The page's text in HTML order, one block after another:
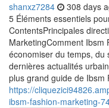
shanxz7284 308 days
5 Éléments essentiels
ContentsPrincipales
MarketingComment Ibsm
économiser du temps, du
dernières actualités
plus grand guide de Ibsm
https://
ibsm-fashion-marketing-